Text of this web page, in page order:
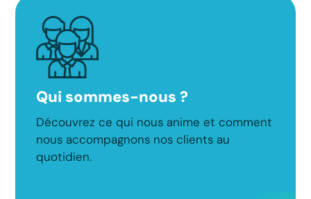
Qui sommes-nous ?
Découvrez ce qui nous anime et comment
nous accompagnons nos clients au
quotidien.